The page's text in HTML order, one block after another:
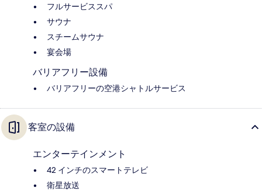
フルサービススパ
サウナ
スチームサウナ
宴会場
バリアフリー設備
バリアフリーの空港シャトルサービス
客室の設備
エンターテインメント
42 インチのスマートテレビ
衛星放送